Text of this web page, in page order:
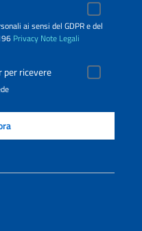
ai sensi del GDPR e del
Privacy Note Legali
per ricevere